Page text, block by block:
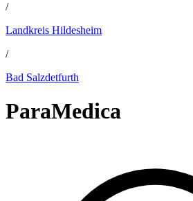
/
Landkreis Hildesheim
/
Bad Salzdetfurth
ParaMedica